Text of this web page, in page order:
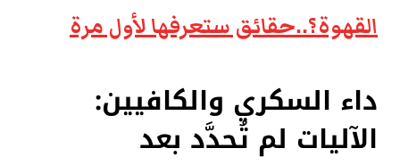
القهوة؟..حقائق ستعرفها لأول مرة
داء السكري والكافيين:
الآليات لم تُحدَّد بعد